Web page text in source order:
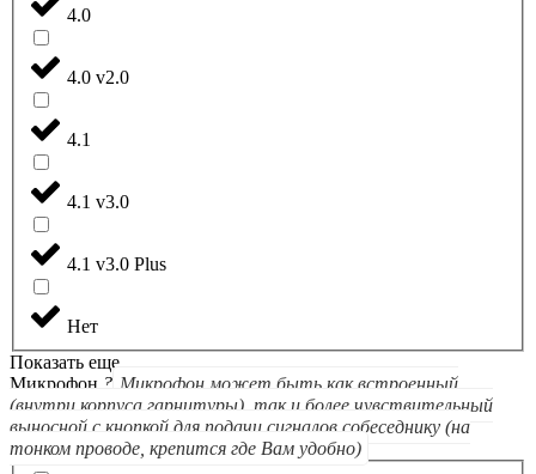
4.0
4.0 v2.0
4.1
4.1 v3.0
4.1 v3.0 Plus
Нет
Показать еще
Микрофон ? Микрофон может быть как встроенный
(внутри корпуса гарнитуры), так и более чувствительный
выносной с кнопкой для подачи сигналов собеседнику (на
тонком проводе, крепится где Вам удобно)